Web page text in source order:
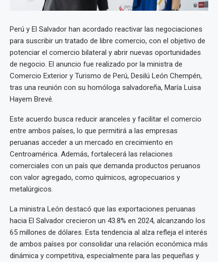
Perú y El Salvador han acordado reactivar las negociaciones
para suscribir un tratado de libre comercio, con el objetivo de
potenciar el comercio bilateral y abrir nuevas oportunidades
de negocio. El anuncio fue realizado por la ministra de
Comercio Exterior y Turismo de Perú, Desilú León Chempén,
tras una reunión con su homóloga salvadoreña, María Luisa
Hayem Brevé.
Este acuerdo busca reducir aranceles y facilitar el comercio
entre ambos países, lo que permitirá a las empresas
peruanas acceder a un mercado en crecimiento en
Centroamérica. Además, fortalecerá las relaciones
comerciales con un país que demanda productos peruanos
con valor agregado, como químicos, agropecuarios y
metalúrgicos.
La ministra León destacó que las exportaciones peruanas
hacia El Salvador crecieron un 43.8% en 2024, alcanzando los
65 millones de dólares. Esta tendencia al alza refleja el interés
de ambos países por consolidar una relación económica más
dinámica y competitiva, especialmente para las pequeñas y